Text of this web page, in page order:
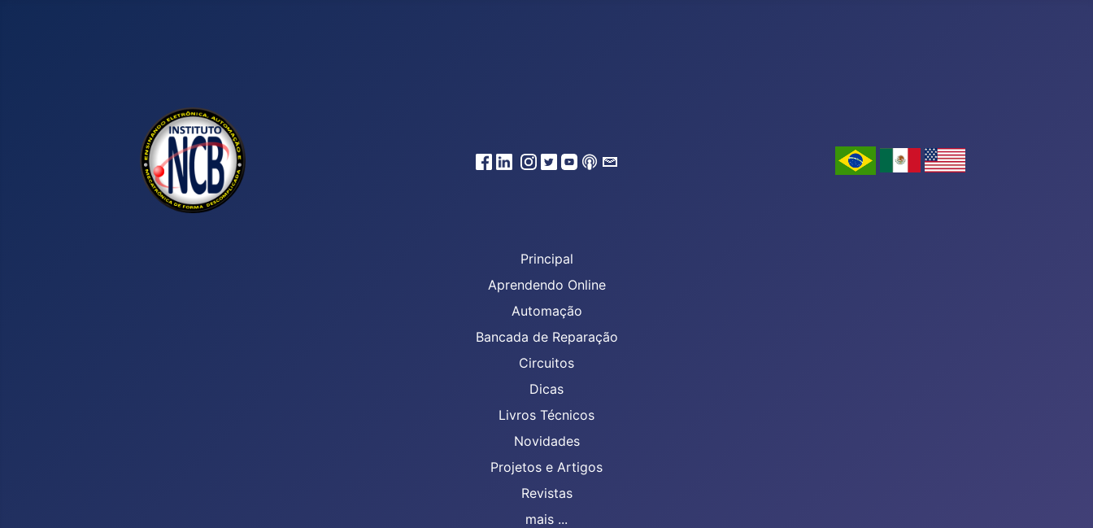
Principal
Aprendendo Online
Automação
Bancada de Reparação
Circuitos
Dicas
Livros Técnicos
Novidades
Projetos e Artigos
Revistas
mais ...